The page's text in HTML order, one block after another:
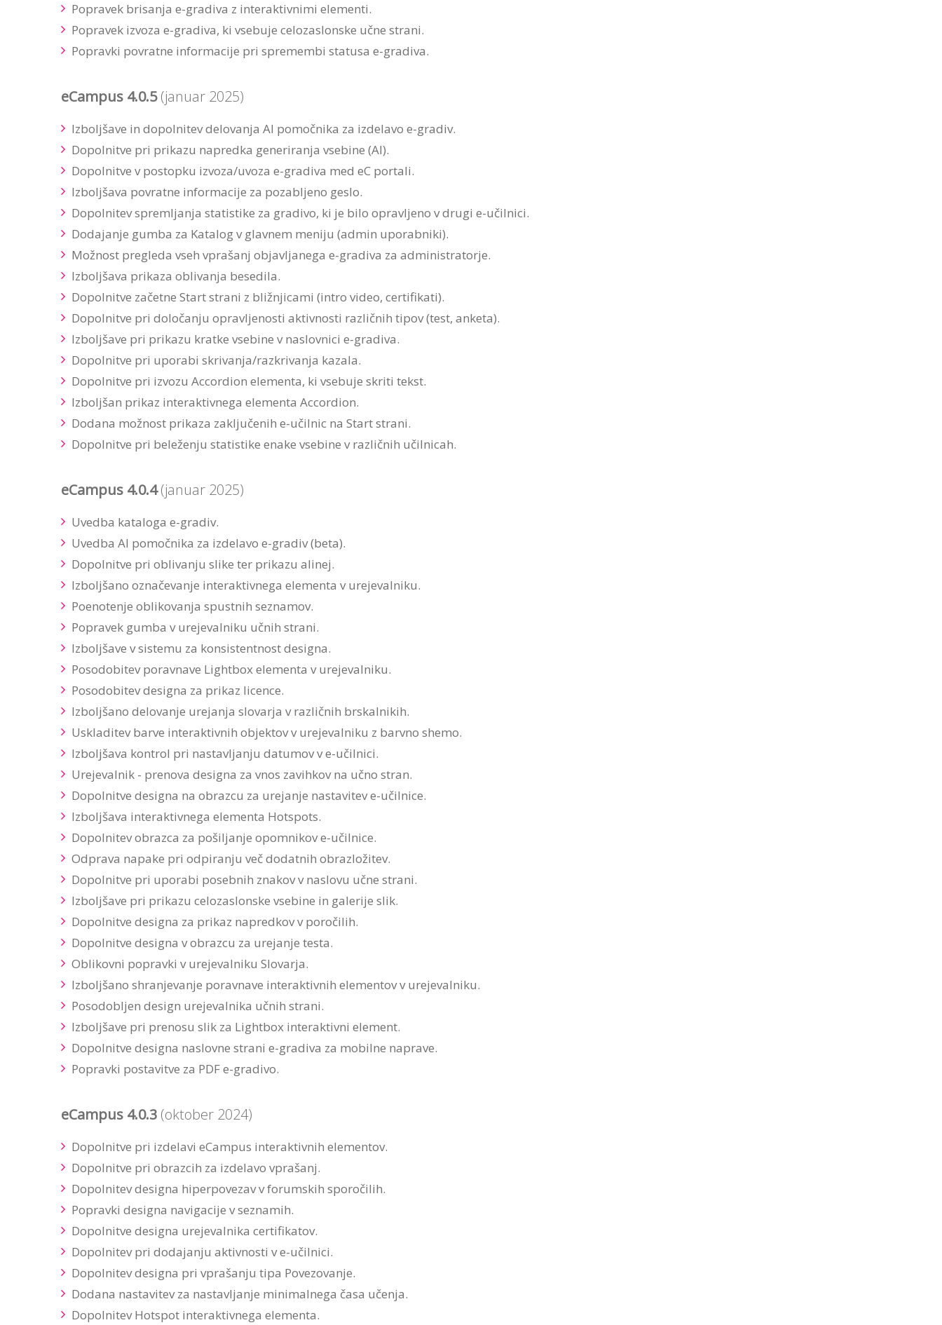
Popravek brisanja e-gradiva z interaktivnimi elementi.
Popravek izvoza e-gradiva, ki vsebuje celozaslonske učne strani.
Popravki povratne informacije pri spremembi statusa e-gradiva.
eCampus 4.0.5(januar 2025)
Izboljšave in dopolnitev delovanja AI pomočnika za izdelavo e-gradiv.
Dopolnitve pri prikazu napredka generiranja vsebine (AI).
Dopolnitve v postopku izvoza/uvoza e-gradiva med eC portali.
Izboljšava povratne informacije za pozabljeno geslo.
Dopolnitev spremljanja statistike za gradivo, ki je bilo opravljeno v drugi e-učilnici.
Dodajanje gumba za Katalog v glavnem meniju (admin uporabniki).
Možnost pregleda vseh vprašanj objavljanega e-gradiva za administratorje.
Izboljšava prikaza oblivanja besedila.
Dopolnitve začetne Start strani z bližnjicami (intro video, certifikati).
Dopolnitve pri določanju opravljenosti aktivnosti različnih tipov (test, anketa).
Izboljšave pri prikazu kratke vsebine v naslovnici e-gradiva.
Dopolnitve pri uporabi skrivanja/razkrivanja kazala.
Dopolnitve pri izvozu Accordion elementa, ki vsebuje skriti tekst.
Izboljšan prikaz interaktivnega elementa Accordion.
Dodana možnost prikaza zaključenih e-učilnic na Start strani.
Dopolnitve pri beleženju statistike enake vsebine v različnih učilnicah.
eCampus 4.0.4(januar 2025)
Uvedba kataloga e-gradiv.
Uvedba AI pomočnika za izdelavo e-gradiv (beta).
Dopolnitve pri oblivanju slike ter prikazu alinej.
Izboljšano označevanje interaktivnega elementa v urejevalniku.
Poenotenje oblikovanja spustnih seznamov.
Popravek gumba v urejevalniku učnih strani.
Izboljšave v sistemu za konsistentnost designa.
Posodobitev poravnave Lightbox elementa v urejevalniku.
Posodobitev designa za prikaz licence.
Izboljšano delovanje urejanja slovarja v različnih brskalnikih.
Uskladitev barve interaktivnih objektov v urejevalniku z barvno shemo.
Izboljšava kontrol pri nastavljanju datumov v e-učilnici.
Urejevalnik - prenova designa za vnos zavihkov na učno stran.
Dopolnitve designa na obrazcu za urejanje nastavitev e-učilnice.
Izboljšava interaktivnega elementa Hotspots.
Dopolnitev obrazca za pošiljanje opomnikov e-učilnice.
Odprava napake pri odpiranju več dodatnih obrazložitev.
Dopolnitve pri uporabi posebnih znakov v naslovu učne strani.
Izboljšave pri prikazu celozaslonske vsebine in galerije slik.
Dopolnitve designa za prikaz napredkov v poročilih.
Dopolnitve designa v obrazcu za urejanje testa.
Oblikovni popravki v urejevalniku Slovarja.
Izboljšano shranjevanje poravnave interaktivnih elementov v urejevalniku.
Posodobljen design urejevalnika učnih strani.
Izboljšave pri prenosu slik za Lightbox interaktivni element.
Dopolnitve designa naslovne strani e-gradiva za mobilne naprave.
Popravki postavitve za PDF e-gradivo.
eCampus 4.0.3 (oktober 2024)
Dopolnitve pri izdelavi eCampus interaktivnih elementov.
Dopolnitve pri obrazcih za izdelavo vprašanj.
Dopolnitev designa hiperpovezav v forumskih sporočilih.
Popravki designa navigacije v seznamih.
Dopolnitve designa urejevalnika certifikatov.
Dopolnitev pri dodajanju aktivnosti v e-učilnici.
Dopolnitev designa pri vprašanju tipa Povezovanje.
Dodana nastavitev za nastavljanje minimalnega časa učenja.
Dopolnitev Hotspot interaktivnega elementa.